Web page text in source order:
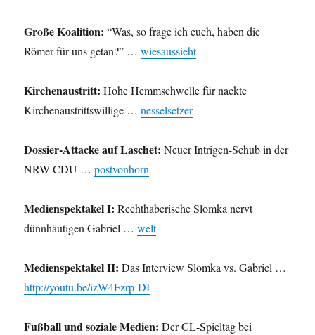
Große Koalition: “Was, so frage ich euch, haben die
Römer für uns getan?” …wiesaussieht
Kirchenaustritt: Hohe Hemmschwelle für nackte
Kirchenaustrittswillige …nesselsetzer
Dossier-Attacke auf Laschet: Neuer Intrigen-Schub in der
NRW-CDU …postvonhorn
Medienspektakel I: Rechthaberische Slomka nervt
dünnhäutigen Gabriel …welt
Medienspektakel II: Das Interview Slomka vs. Gabriel …
http://youtu.be/izW4Fzrp-DI
Fußball und soziale Medien: Der CL-Spieltag bei